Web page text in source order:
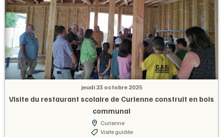
jeudi 23 octobre 2025
Visite du restaurant scolaire de Curienne construit en bois
communal
Curienne
Visite guidée